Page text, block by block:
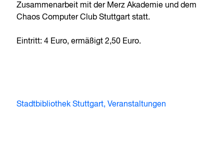
Zusammenarbeit mit der Merz Akademie und dem
Chaos Computer Club Stuttgart statt.
Eintritt: 4 Euro, ermäßigt 2,50 Euro.
Stadtbibliothek Stuttgart, Veranstaltungen